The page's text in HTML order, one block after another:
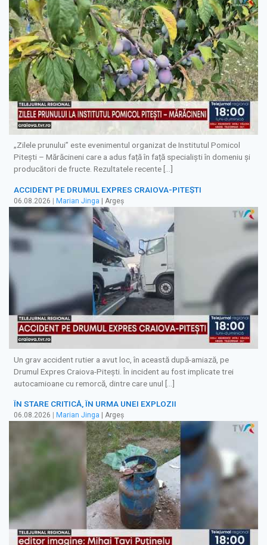
„Zilele prunului” este evenimentul organizat de Institutul Pomicol
Pitești – Mărăcineni care a adus față în față specialiști în domeniu și
producători de fructe. Rezultatele recente […]
ACCIDENT PE DRUMUL EXPRES CRAIOVA-PITEȘTI
06.08.2026 | Marian Jinga | Argeș
Un grav accident rutier a avut loc, în această după-amiază, pe
Drumul Expres Craiova-Pitești. În incident au fost implicate trei
autocamioane cu remorcă, dintre care unul […]
ÎN STARE CRITICĂ, ÎN URMA UNEI EXPLOZII
06.08.2026 Marian Jinga | Argeș